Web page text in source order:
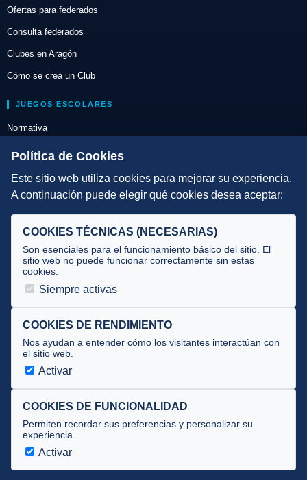
Ofertas para federados
Consulta federados
Clubes en Aragón
Cómo se crea un Club
JUEGOS ESCOLARES
Normativa
Escuelas de Triatlón
DIRECCIÓN TÉCNICA
Selecciones
Tecnificación
JUECES Y OFICIALES
Documentos
Cursos
Circulares oficiales
Convocatorias y Equipaciones
Av. José Atarés 101, semisótano. 50018 Zaragoza
Política de Cookies
Este sitio web utiliza cookies para mejorar su experiencia.
A continuación puede elegir qué cookies desea aceptar:
COOKIES TÉCNICAS (NECESARIAS)
Son esenciales para el funcionamiento básico del sitio. El
sitio web no puede funcionar correctamente sin estas
cookies.
Siempre activas
COOKIES DE RENDIMIENTO
Nos ayudan a entender cómo los visitantes interactúan con
el sitio web.
Activar
COOKIES DE FUNCIONALIDAD
Permiten recordar sus preferencias y personalizar su
experiencia.
Activar